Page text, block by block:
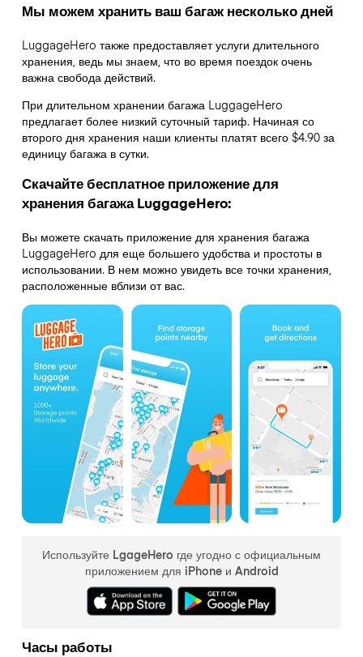
Мы можем хранить ваш багаж несколько дней
LuggageHero также предоставляет услуги длительного
хранения, ведь мы знаем, что во время поездок очень
важна свобода действий.
При длительном хранении багажа LuggageHero
предлагает более низкий суточный тариф. Начиная со
второго дня хранения наши клиенты платят всего $4.90 за
единицу багажа в сутки.
Скачайте бесплатное приложение для
хранения багажа LuggageHero:
Вы можете скачать приложение для хранения багажа
LuggageHero для еще большего удобства и простоты в
использовании. В нем можно увидеть все точки хранения,
расположенные вблизи от вас.
Используйте LgageHero где угодно с официальным
приложением для iPhone и Android
Часы работы